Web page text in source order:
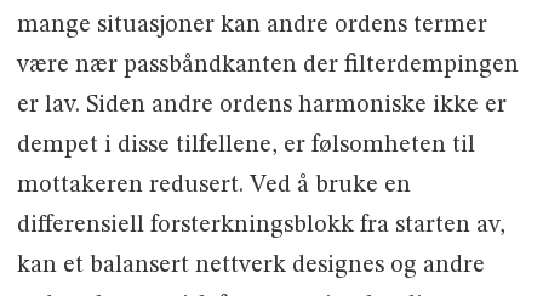
mange situasjoner kan andre ordens termer
være nær passbåndkanten der filterdempingen
er lav. Siden andre ordens harmoniske ikke er
dempet i disse tilfellene, er følsomheten til
mottakeren redusert. Ved å bruke en
differensiell forsterkningsblokk fra starten av,
kan et balansert nettverk designes og andre